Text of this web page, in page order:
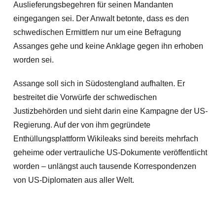
Auslieferungsbegehren für seinen Mandanten
eingegangen sei. Der Anwalt betonte, dass es den
schwedischen Ermittlern nur um eine Befragung
Assanges gehe und keine Anklage gegen ihn erhoben
worden sei.
Assange soll sich in Südostengland aufhalten. Er
bestreitet die Vorwürfe der schwedischen
Justizbehörden und sieht darin eine Kampagne der US-
Regierung. Auf der von ihm gegründete
Enthüllungsplattform Wikileaks sind bereits mehrfach
geheime oder vertrauliche US-Dokumente veröffentlicht
worden – unlängst auch tausende Korrespondenzen
von US-Diplomaten aus aller Welt.